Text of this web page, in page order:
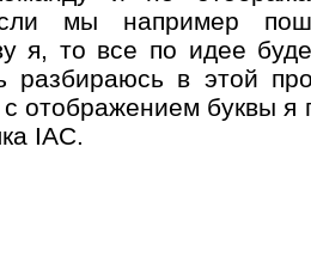
мы например
я, то все по идее
разбираюсь в этой
отображением буквы я
IAC.